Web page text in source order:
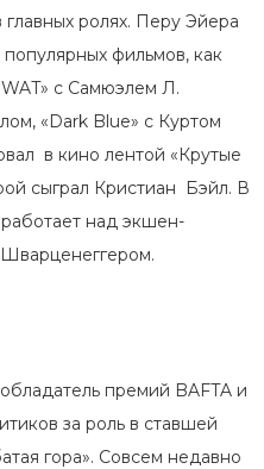
ролях. Перу Эйера
фильмов, как
c Самюэлем Л.
«Dark Blue» с Куртом
в кино лентой «Крутые
сыграл Кристиан Бэйл. В
над экшен-
премий BAFTA и
за роль в ставшей
гора». Совсем недавно